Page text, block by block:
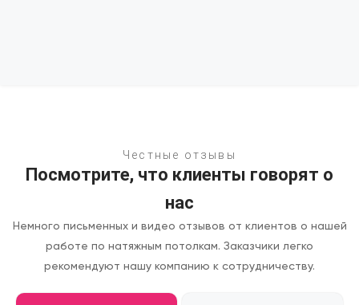
Честные отзывы
Посмотрите, что клиенты говорят о
нас
Немного письменных и видео отзывов от клиентов о нашей
работе по натяжным потолкам. Заказчики легко
рекомендуют нашу компанию к сотрудничеству.